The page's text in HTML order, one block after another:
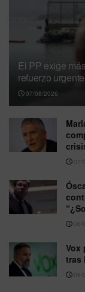
El PP exige
refuerzo
07/08/2026
07/
06/
Vox
tras
06/